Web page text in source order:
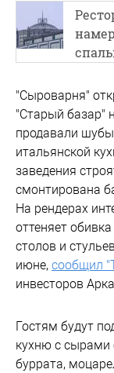
"Сыроварня"
"Старый базар"
продавали
итальянской
заведения
смонтирована
На рендерах
оттеняет
столов и
июне, сообщил
инвесторов
Гостям будут
кухню с сырами
буррата,